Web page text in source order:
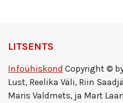
LITSENTS
Infoühiskond Copyright ©
Lust, Reelika Väli, Riin
Maris Valdmets, ja Mart